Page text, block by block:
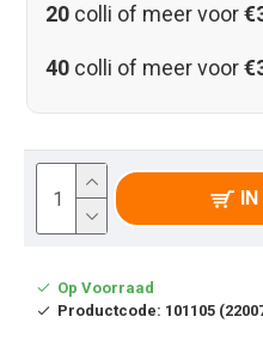
Op Voorraad
Productcode: 101105
20 colli of meer voor
40 colli of meer voor
IN